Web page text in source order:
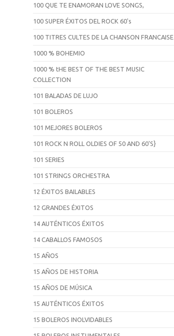
100 QUE TE ENAMORAN LOVE SONGS,
100 SUPER ÉXITOS DEL ROCK 60's
100 TITRES CULTES DE LA CHANSON FRANCAISE
1000 % BOHEMIO
1000 % tHE BEST OF THE BEST MUSIC
COLLECTION
101 BALADAS DE LUJO
101 BOLEROS
101 MEJORES BOLEROS
101 ROCK N ROLL OLDIES OF 50 AND 60'S}
101 SERIES
101 STRINGS ORCHESTRA
12 ÉXITOS BAILABLES
12 GRANDES ÉXITOS
14 AUTÉNTICOS ÉXITOS
14 CABALLOS FAMOSOS
15 AÑOS
15 AÑOS DE HISTORIA
15 AÑOS DE MÚSICA
15 AUTÉNTICOS ÉXITOS
15 BOLEROS INOLVIDABLES